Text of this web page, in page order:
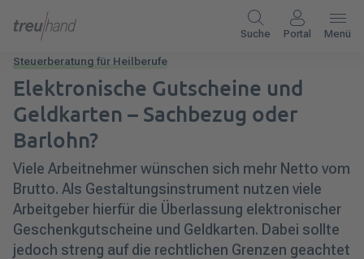
Suche Portal Menü
Steuerberatung für Heilberufe
Elektronische Gutscheine und
Geldkarten – Sachbezug oder
Barlohn?
Viele Arbeitnehmer wünschen sich mehr Netto vom
Brutto. Als Gestaltungsinstrument nutzen viele
Arbeitgeber hierfür die Überlassung elektronischer
Geschenkgutscheine und Geldkarten. Dabei sollte
jedoch streng auf die rechtlichen Grenzen geachtet